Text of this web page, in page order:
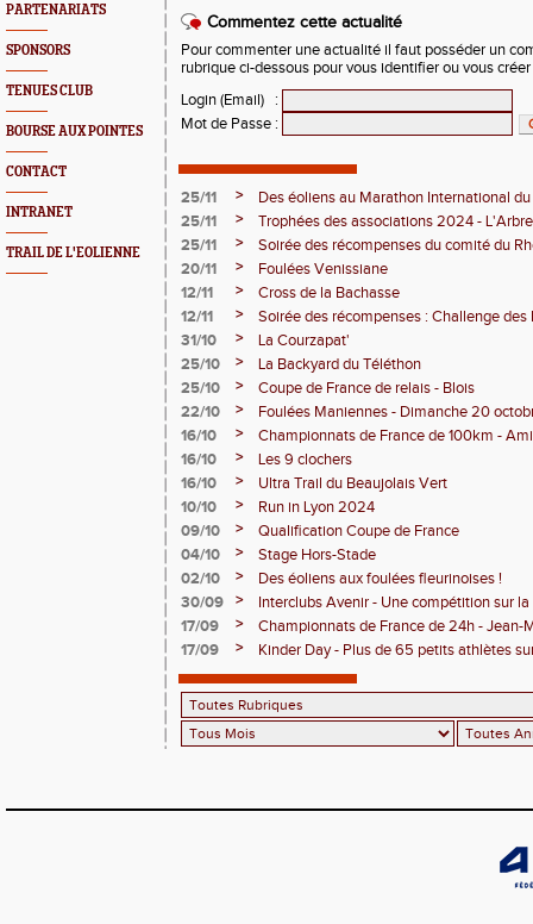
PARTENARIATS
SPONSORS
TENUES CLUB
BOURSE AUX POINTES
CONTACT
INTRANET
TRAIL DE L'EOLIENNE
Commentez cette actualité
Pour commenter une actualité il faut posséder un
rubrique ci-dessous pour vous identifier ou vous
Login (Email)
:
Mot de Passe :
25/11 >
Des éoliens au Marathon International
25/11
>
Trophées des associations 2024 -
25/11
>
Soirée des récompenses du comité du
20/11
>
Foulées Venissiane
12/11
>
Cross de la Bachasse
12/11
>
Soirée des récompenses : Challenge des
31/10
>
La Courzapat'
25/10
>
La Backyard du Téléthon
25/10
>
Coupe de France de relais - Blois
22/10
>
Foulées Maniennes - Dimanche 20
16/10
>
Championnats de France de 100km -
16/10
>
Les 9 clochers
16/10
>
Ultra Trail du Beaujolais Vert
10/10
>
Run in Lyon 2024
09/10
>
Qualification Coupe de France
04/10
>
Stage Hors-Stade
02/10
>
Des éoliens aux foulées fleurinoises !
30/09
>
Interclubs Avenir - Une compétition sur
17/09
>
Championnats de France de 24h - Jean-
M7
17/09 > Kinder Day - Plus de 65 petits athlètes